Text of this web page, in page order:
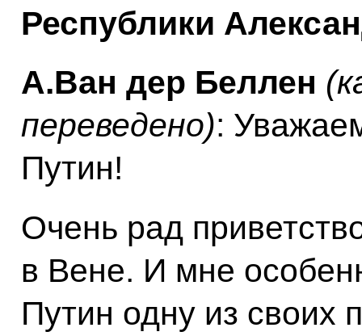
Республики
А.Ван дер Беллен
переведено):
Путин!
Очень рад
в Вене. И мне
Путин одну из своих